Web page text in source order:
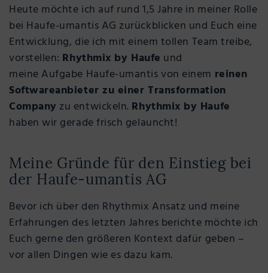
Heute möchte ich auf rund 1,5 Jahre in meiner Rolle
bei Haufe-umantis AG zurückblicken und Euch eine
Entwicklung, die ich mit einem tollen Team treibe,
vorstellen: Rhythmix by Haufe und
meine Aufgabe Haufe-umantis von einem reinen
Softwareanbieter zu einer Transformation
Company zu entwickeln. Rhythmix by Haufe
haben wir gerade frisch gelauncht!
Meine Gründe für den Einstieg bei
der Haufe-umantis AG
Bevor ich über den Rhythmix Ansatz und meine
Erfahrungen des letzten Jahres berichte möchte ich
Euch gerne den größeren Kontext dafür geben –
vor allen Dingen wie es dazu kam.